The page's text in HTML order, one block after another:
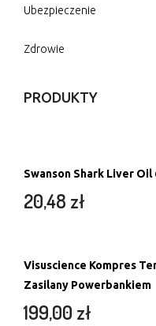
Ubezpieczenie
Zdrowie
PRODUKTY
Swanson Shark Liver Oil
20,48 zł
Visuscience Kompres
Zasilany Powerbankiem
199,00 zł